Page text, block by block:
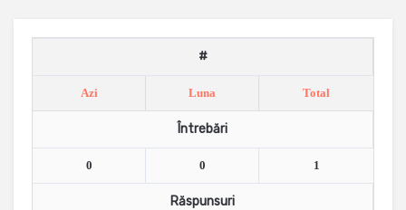
#
Azi Luna Total
Întrebări
0 0 1
Răspunsuri